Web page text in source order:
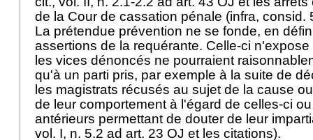
de la Cour de cassation pénale (infra, consid.
La prétendue prévention ne se fonde, en
assertions de la requérante. Celle-ci
les vices dénoncés ne pourraient
qu'à un parti pris, par exemple à la suite de
les magistrats récusés au sujet de la cause
de leur comportement à l'égard de celles-ci
antérieurs permettant de douter de leur
vol. I, n. 5.2 ad art. 23 OJ et les citations).